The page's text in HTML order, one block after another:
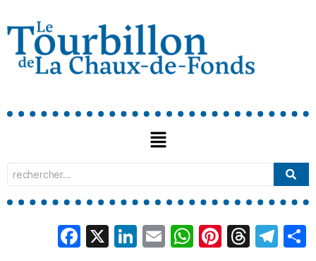
Facebook
X LinkedIn
EmailWhatsApp
Pinterest